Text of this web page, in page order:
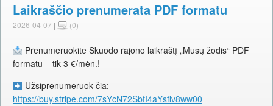
Laikraščio prenumerata PDF formatu
2026-04-07 | (0)
Prenumeruokite Skuodo rajono laikraštį „Mūsų žodis“ PDF
formatu – tik 3 €/mėn.!
Užsiprenumeruok čia:
https://buy.stripe.com/7sYcN72SbfI4aYsflv8ww00